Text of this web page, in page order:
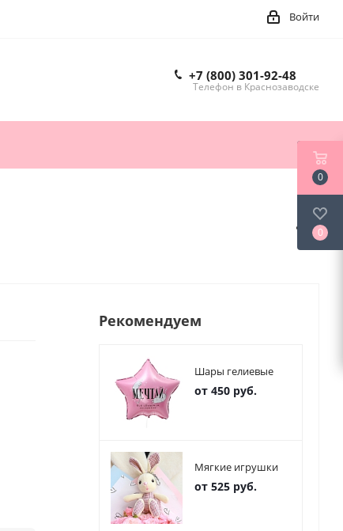
Войти
+7 (800) 301-92-48
Телефон в Краснозаводске
Рекомендуем
Шары гелиевые
от 450 руб.
Мягкие игрушки
от 525 руб.
0
0